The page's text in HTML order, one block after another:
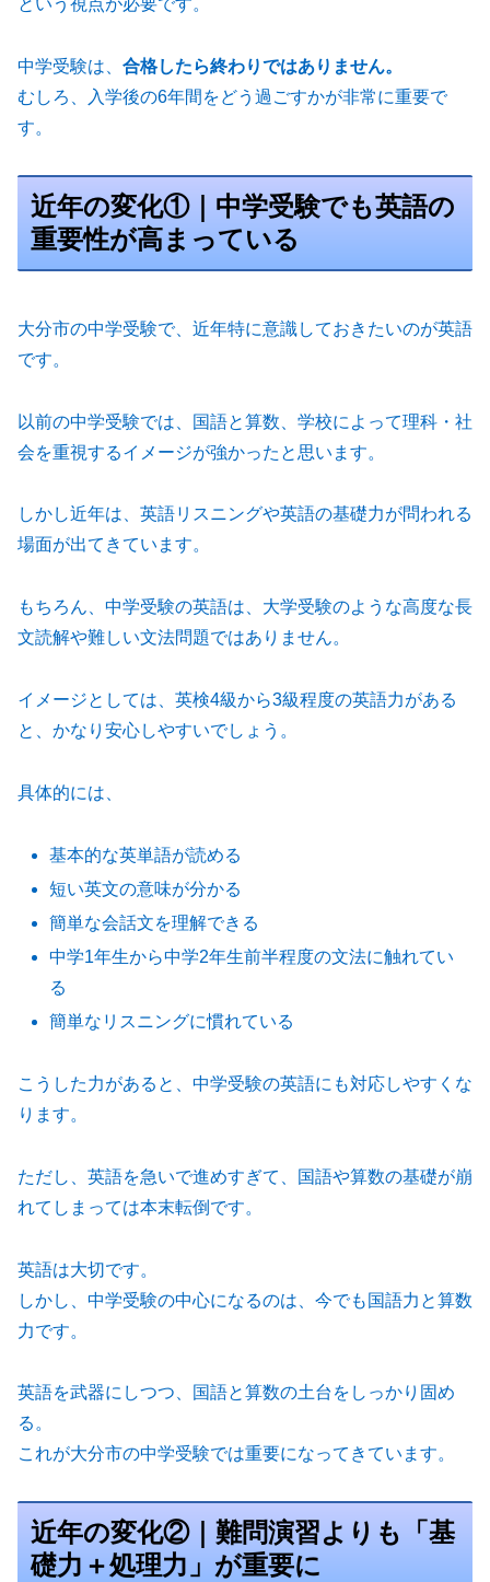
という視点が必要です。
中学受験は、 合格したら終わりではありません。
むしろ、入学後の6年間をどう過ごすかが非常に重要で
す。
近年の変化①｜中学受験でも英語の
重要性が高まっている
大分市の中学受験で、近年特に意識しておきたいのが英語
です。
以前の中学受験では、国語と算数、学校によって理科・社
会を重視するイメージが強かったと思います。
しかし近年は、英語リスニングや英語の基礎力が問われる
場面が出てきています。
もちろん、中学受験の英語は、大学受験のような高度な長
文読解や難しい文法問題ではありません。
イメージとしては、英検4級から3級程度の英語力がある
と、かなり安心しやすいでしょう。
具体的には、
基本的な英単語が読める
短い英文の意味が分かる
簡単な会話文を理解できる
中学1年生から中学2年生前半程度の文法に触れてい
る
簡単なリスニングに慣れている
こうした力があると、中学受験の英語にも対応しやすくな
ります。
ただし、英語を急いで進めすぎて、国語や算数の基礎が崩
れてしまっては本末転倒です。
英語は大切です。
しかし、中学受験の中心になるのは、今でも国語力と算数
力です。
英語を武器にしつつ、国語と算数の土台をしっかり固め
る。
これが大分市の中学受験では重要になってきています。
近年の変化②｜難問演習よりも「基
礎力＋処理力」が重要に